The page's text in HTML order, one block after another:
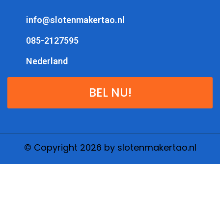
info@slotenmakertao.nl
085-2127595
Nederland
BEL NU!
© Copyright 2026 by slotenmakertao.nl